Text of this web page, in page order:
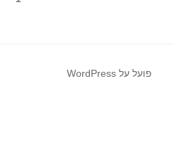
פועל על WordPress